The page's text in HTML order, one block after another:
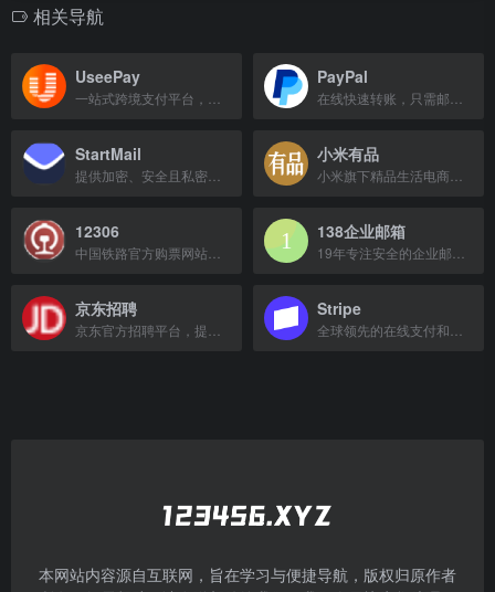
相关导航
UseePay PayPal
StartMail 小米有品
12306 138企业邮箱
京东招聘 Stripe
本网站内容源自互联网，旨在学习与便捷导航，版权归原作者